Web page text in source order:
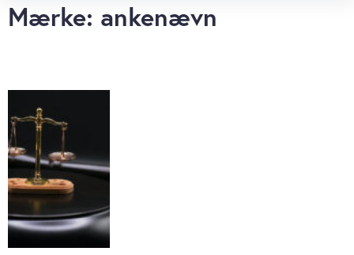
Mærke: ankenævn